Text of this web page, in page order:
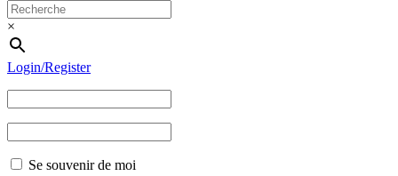
×
Login/Register
Se souvenir de moi